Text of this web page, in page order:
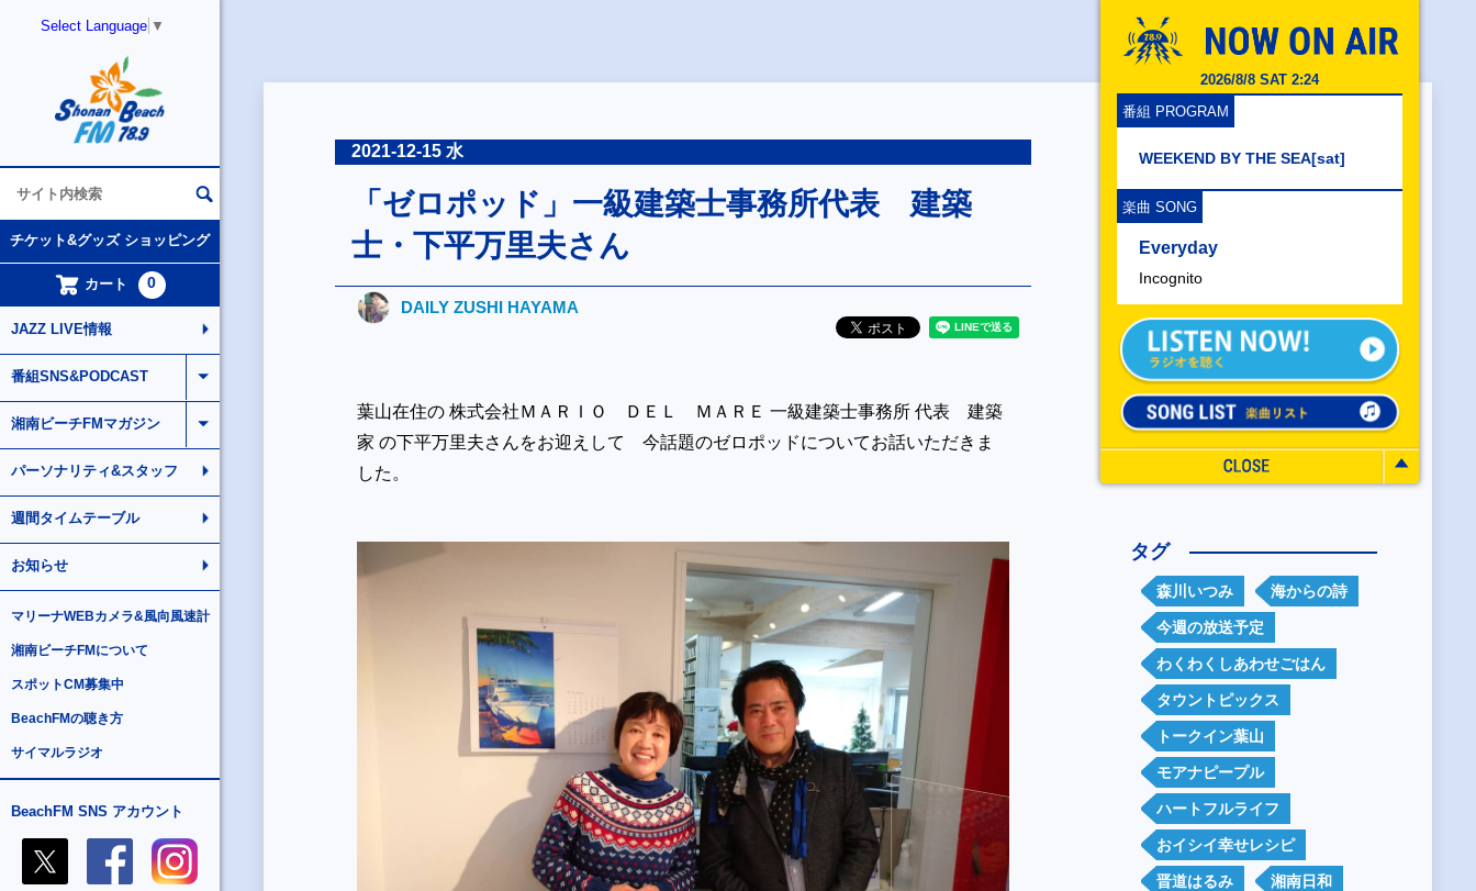
Select Language ▼
2026/8/8 SAT 2:24
番組 PROGRAM
WEEKEND BY THE SEA[sat]
楽曲 SONG
Everyday
Incognito
チケット&グッズ ショッピング
カート 0
JAZZ LIVE情報
番組SNS&PODCAST
湘南ビーチFMマガジン
パーソナリティ&スタッフ
週間タイムテーブル
お知らせ
マリーナWEBカメラ&風向風速計
湘南ビーチFMについて
スポットCM募集中
BeachFMの聴き方
サイマルラジオ
BeachFM SNS アカウント
2021-12-15 水
「ゼロポッド」一級建築士事務所代表 建築
士・下平万里夫さん
DAILY ZUSHI HAYAMA
葉山在住の 株式会社ＭＡＲＩＯ ＤＥＬ ＭＡＲＥ 一級建築士事務所 代表 建築
家 の下平万里夫さんをお迎えして 今話題のゼロポッドについてお話いただきま
した。
タグ
森川いつみ 海からの詩
今週の放送予定
わくわくしあわせごはん
タウントピックス
トークイン葉山
モアナピープル
ハートフルライフ
おイシイ幸せレシピ
晋道はるみ 湘南日和